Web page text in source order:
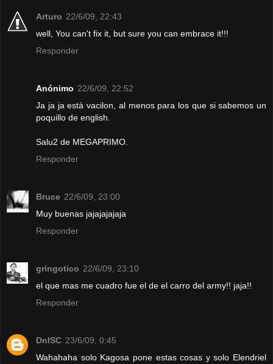
Arturo 22/6/09, 22:43
well, You can't fix it, but sure you can embrace it!!!
Responder
Anónimo 22/6/09, 22:52
Ja ja ja està vacilon, al menos para los que si sabemos un
poquillo de english.
Salu2 de MEGAPRIMO.
Responder
Bruce 22/6/09, 23:00
Muy buenas jajajajajaja
Responder
gringotico 22/6/09, 23:10
el que mas me cuadro fue el de el carro del army!! jaja!!
Responder
DnlSC 23/6/09, 0:45
Wahahaha solo Kagosa pone estas cosas y solo Elendriel